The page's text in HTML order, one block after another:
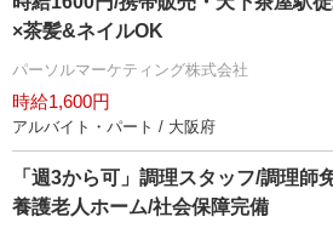
×茶髪&ネイルOK
パーソルマーケティング株式会社
時給1,600円
アルバイト・パート / 大阪府
「週3から可」調理スタッフ/調理師
養護老人ホーム/社会保障完備